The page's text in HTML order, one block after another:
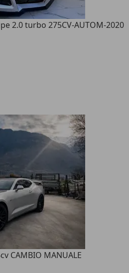
2.0 turbo 275CV-AUTOM-2020
CAMBIO MANUALE